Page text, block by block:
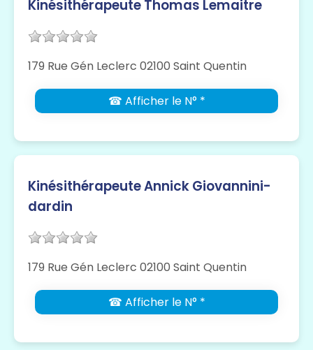
Kinésithérapeute Thomas Lemaitre
179 Rue Gén Leclerc 02100 Saint Quentin
☎ Afficher le N° *
Kinésithérapeute Annick Giovannini-
dardin
179 Rue Gén Leclerc 02100 Saint Quentin
☎ Afficher le N° *